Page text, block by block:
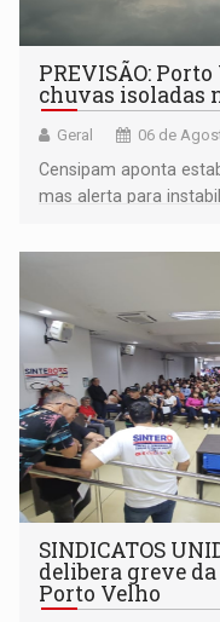
PREVISÃO:
chuvas isoladas
Geral 06 de
Censipam aponta
mas alerta para
SINDICATOS
delibera greve
Porto Velho